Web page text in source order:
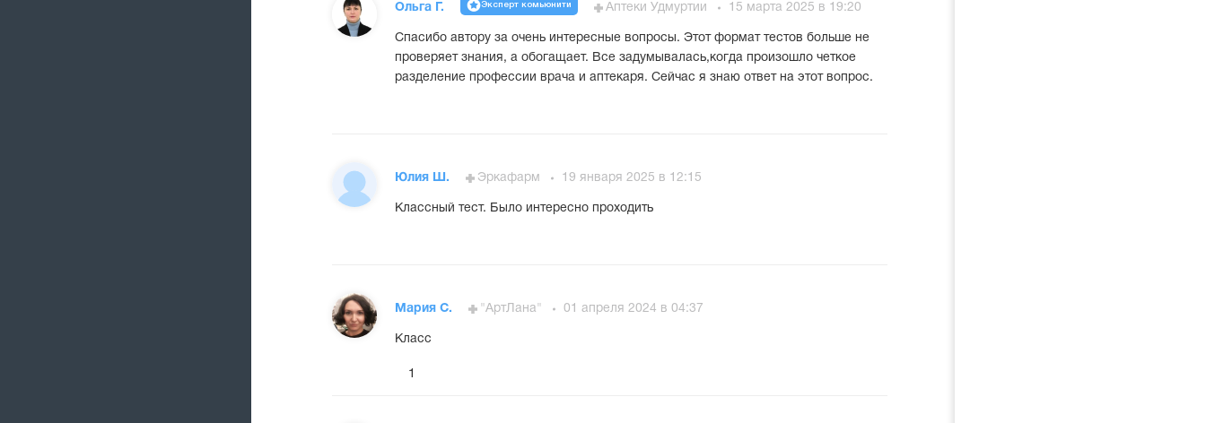
Ольга Г. Эксперт комьюнити Аптеки Удмуртии 15 марта 2025 в 19:20
Спасибо автору за очень интересные вопросы. Этот формат тестов больше не
проверяет знания, а обогащает. Все задумывалась,когда произошло четкое
разделение профессии врача и аптекаря. Сейчас я знаю ответ на этот вопрос.
Юлия Ш. Эркафарм 19 января 2025 в 12:15
Классный тест. Было интересно проходить
Мария С. "АртЛана" 01 апреля 2024 в 04:37
Класс
1